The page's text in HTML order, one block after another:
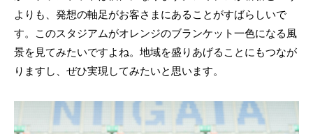
よりも、発想の軸足がお客さまにあることがすばらしいで
す。このスタジアムがオレンジのブランケット一色になる風
景を見てみたいですよね。地域を盛りあげることにもつなが
りますし、ぜひ実現してみたいと思います。